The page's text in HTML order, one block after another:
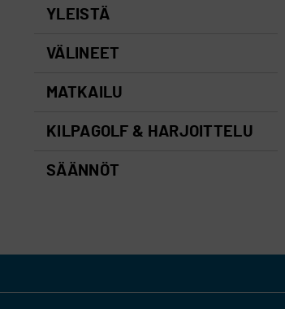
YLEISTÄ
VÄLINEET
MATKAILU
KILPAGOLF & HARJOITTELU
SÄÄNNÖT